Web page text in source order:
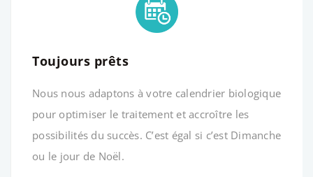
Toujours prêts
Nous nous adaptons à votre calendrier biologique
pour optimiser le traitement et accroître les
possibilités du succès. C’est égal si c’est Dimanche
ou le jour de Noël.